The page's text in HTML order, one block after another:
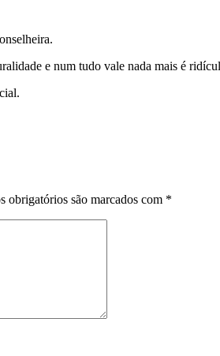
e num tudo vale nada mais é
obrigatórios são marcados com *